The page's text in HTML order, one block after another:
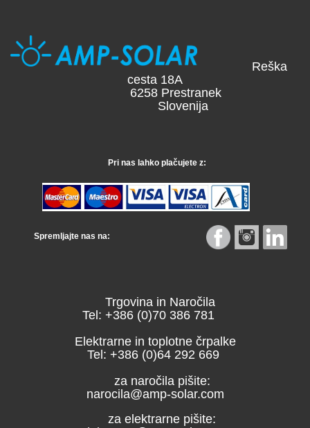
Reška
cesta 18A
6258 Prestranek
Slovenija
Pri nas lahko plačujete z:
Spremljajte nas na:
Trgovina in Naročila
Tel: +386 (0)70 386 781
Elektrarne in toplotne črpalke
Tel: +386 (0)64 292 669
za naročila pišite:
narocila@amp-solar.com
za elektrarne pišite: